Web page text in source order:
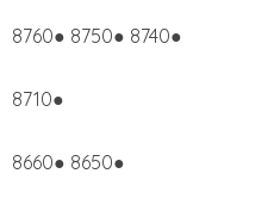
8760● 8750● 8740●
8710●
8660● 8650●